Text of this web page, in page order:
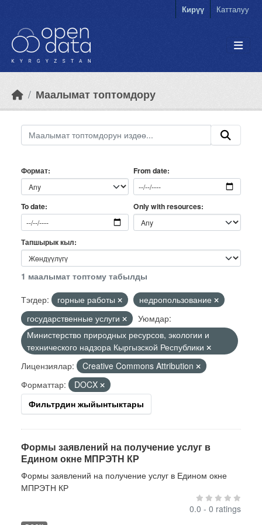
Кирүү Катталуу
Маалымат топтомдору
Формат From date
To date Only with resources
Тапшырык кыл
1 маалымат топтому табылды
Тэгдер:
горные работы
недропользование
государственные услуги
Уюмдар:
Министерство природных ресурсов, экологии и
технического надзора Кыргызской Республики
Лицензиялар:
Creative Commons Attribution
Форматтар:
DOCX
Фильтрдин жыйынтыктары
Формы заявлений на получение услуг в
Едином окне МПРЭТН КР
Формы заявлений на получение услуг в Едином окне
МПРЭТН КР
0.0 - 0 ratings